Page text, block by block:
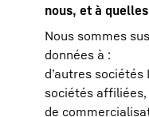
nous, et à
Nous sommes
données à :
d’autres
sociétés
de